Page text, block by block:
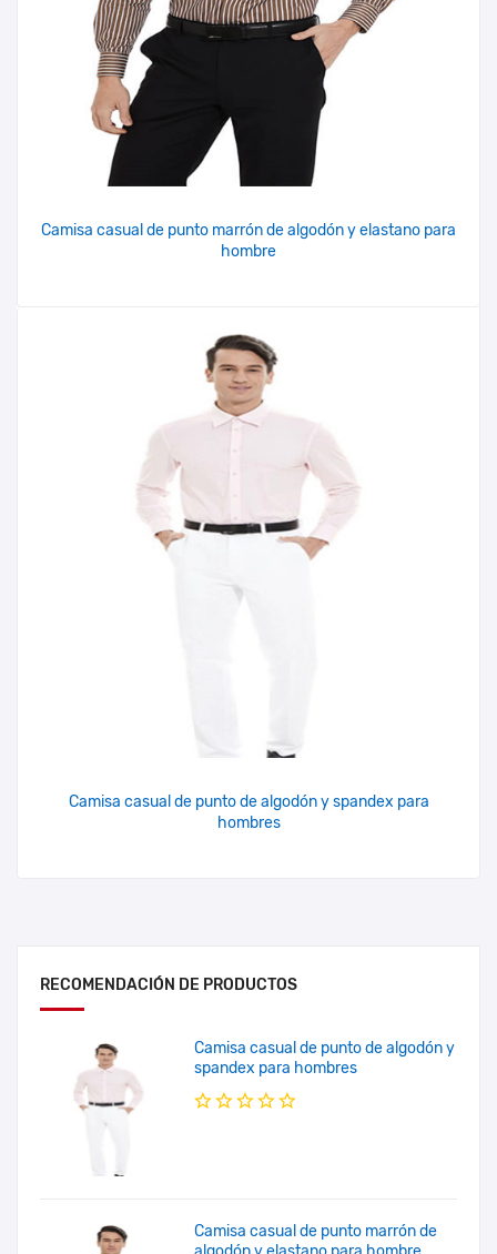
RECOMENDACIÓN DE PRODUCTOS
Camisa casual de punto de algodón y
spandex para hombres
Camisa casual de punto marrón de
Camisa casual de punto de algodón y spandex para
hombres
Camisa casual de punto marrón de algodón y elastano para
hombre